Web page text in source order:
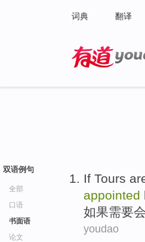
词典 翻译
双语例句
全部
口语
书面语
论文
If Tours
appointed
如果需要
youdao